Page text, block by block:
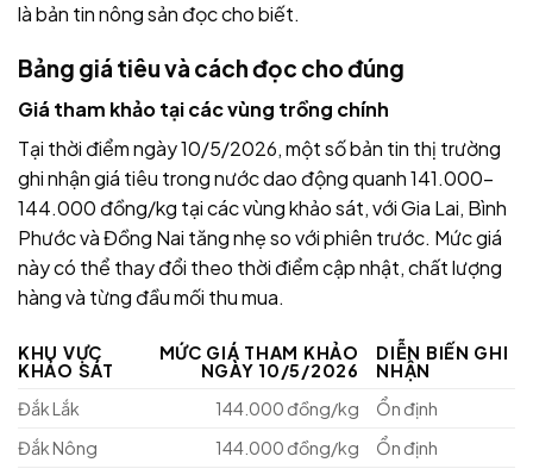
là bản tin nông sản đọc cho biết.
Bảng giá tiêu và cách đọc cho đúng
Giá tham khảo tại các vùng trồng chính
Tại thời điểm ngày 10/5/2026, một số bản tin thị trường
ghi nhận giá tiêu trong nước dao động quanh 141.000–
144.000 đồng/kg tại các vùng khảo sát, với Gia Lai, Bình
Phước và Đồng Nai tăng nhẹ so với phiên trước. Mức giá
này có thể thay đổi theo thời điểm cập nhật, chất lượng
hàng và từng đầu mối thu mua.
KHU VỰC
KHẢO SÁT
MỨC GIÁ THAM KHẢO
NGÀY 10/5/2026
DIỄN BIẾN GHI
NHẬN
Đắk Lắk
144.000 đồng/kg
Ổn định
Đắk Nông
144.000 đồng/kg Ổn định